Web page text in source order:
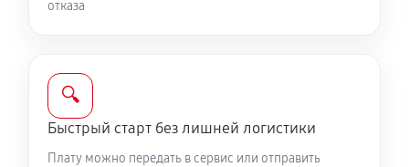
отказа
🔍
Быстрый старт без лишней логистики
Плату можно передать в сервис или отправить